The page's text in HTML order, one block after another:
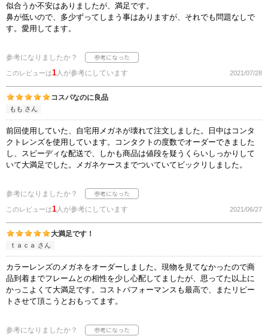
似合うか不安はありましたが、満足です。
鼻が低いので、多少ずってしまう事はありますが、それでも問題なしで
す。愛用してます。
参考になりましたか？
このレビューは1人が参考にしています 2021/07/28
コスパなのに良品
もも さん
前回使用していた、自宅用メガネが壊れて注文しました。日中はコンタ
クトレンズを使用しています。コンタクトの度数でオーダーできました
し、スピーディな配送で、しかも商品は値段を疑うくらいしっかりして
いて大満足でした。メガネケースまでついていてビックリしました。
参考になりましたか？
このレビューは1人が参考にしています 2021/06/27
大満足です！
ｔａｃａ さん
カラーレンズのメガネをオーダーしました。現物を見てなかったので商
品到着までフレームとの相性を少し心配してましたが、思ってた以上に
かっこよくて大満足です。コストパフォーマンスも最高で、またリピー
トさせて頂こうとおもってます。
参考になりましたか？